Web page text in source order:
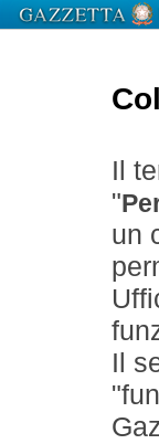
Il
"
un
Il